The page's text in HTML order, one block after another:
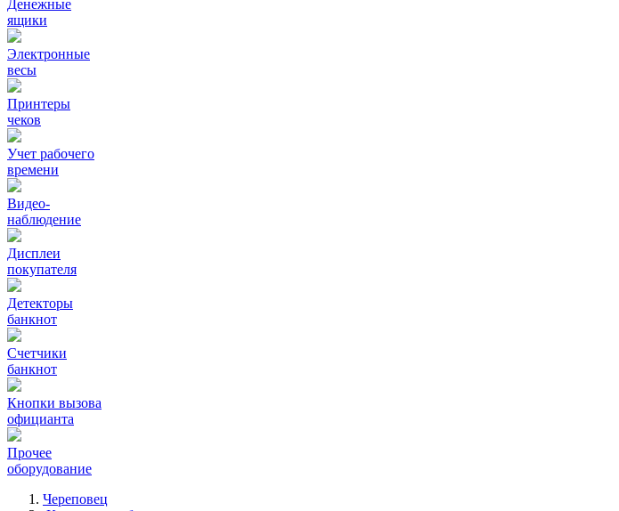
Денежные
ящики
Электронные
весы
Принтеры
чеков
Учет рабочего
времени
Видео‑
наблюдение
Дисплеи
покупателя
Детекторы
банкнот
Счетчики
банкнот
Кнопки вызова
официанта
Прочее
оборудование
Череповец